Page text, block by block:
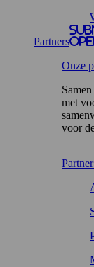
Partners
Onze
met
voor